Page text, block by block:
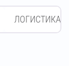
ЛОГИСТИКА